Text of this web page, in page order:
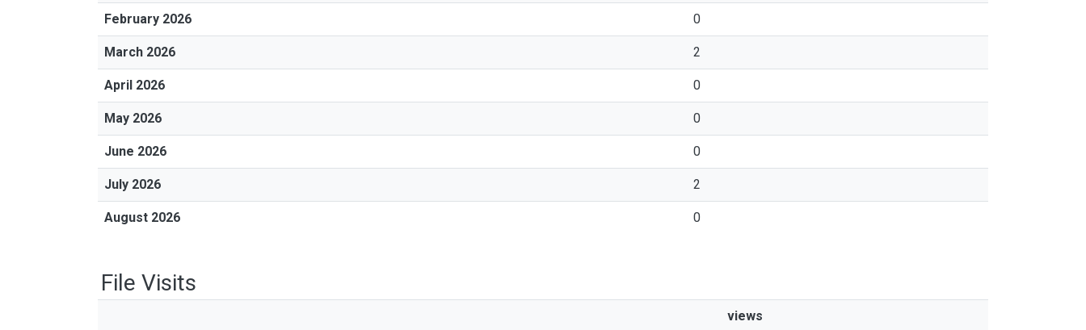
February 2026 0
March 2026 2
April 2026 0
May 2026 0
June 2026 0
July 2026 2
August 2026 0
File Visits
views